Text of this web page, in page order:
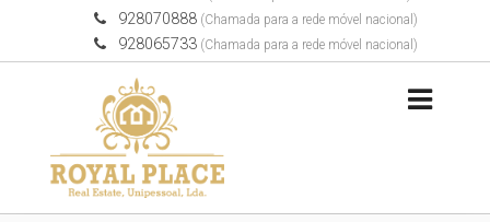
928070888 (Chamada para a rede móvel nacional)
928065733 (Chamada para a rede móvel nacional)